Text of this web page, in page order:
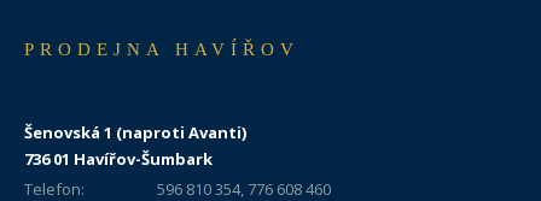
PRODEJNA HAVÍŘOV
Šenovská 1 (naproti Avanti)
736 01 Havířov-Šumbark
Telefon:
596 810 354, 776 608 460